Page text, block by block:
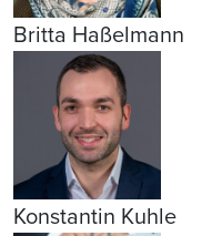
Britta Haßelmann
Konstantin Kuhle